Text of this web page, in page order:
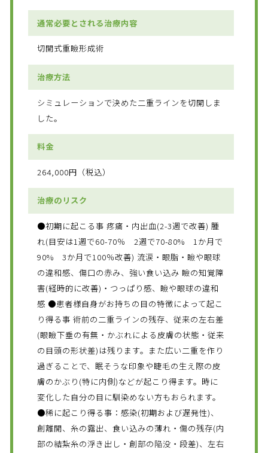
通常必要とされる治療内容
切開式重瞼形成術
治療方法
シミュレーションで決めた二重ラインを切開しま
した。
料金
264,000円（税込）
治療のリスク
●初期に起こる事 疼痛・内出血(2-3週で改善) 腫
れ(目安は1週で60-70％ 2週で70-80% 1か月で
90% 3か月で100％改善) 流涙・眼脂・瞼や眼球
の違和感、傷口の赤み、強い食い込み 瞼の知覚障
害(経時的に改善)・つっぱり感、瞼や眼球の違和
感 ●患者様自身がお持ちの目の特徴によって起こ
り得る事 術前の二重ラインの残存、従来の左右差
(眼瞼下垂の有無・かぶれによる皮膚の状態・従来
の目頭の形状差)は残ります。また広い二重を作り
過ぎることで、眠そうな印象や睫毛の生え際の皮
膚のかぶり(特に内側)などが起こり得ます。時に
変化した自分の目に馴染めない方もおられます。
●稀に起こり得る事：感染(初期および遅発性)、
創離開、糸の露出、食い込みの薄れ・傷の残存(内
部の結紮糸の浮き出し・創部の陥没・段差)、左右